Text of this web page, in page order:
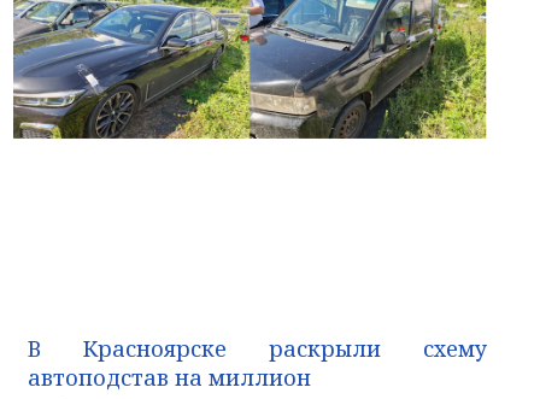
В Красноярске раскрыли схему
автоподстав на миллион